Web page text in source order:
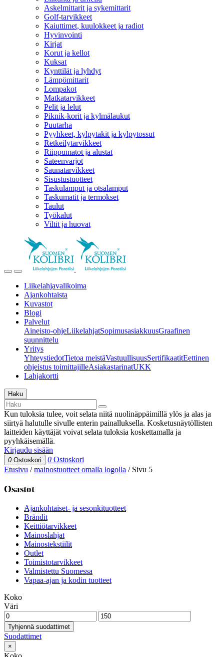
Askelmittarit ja sykemittarit
Golf-tarvikkeet
Kaiuttimet, kuulokkeet ja radiot
Hyvinvointi
Kirjat
Korut ja kellot
Kuksat
Kynttilät ja lyhdyt
Lämpömittarit
Lompakot
Matkatarvikkeet
Pelit ja lelut
Piknik-korit ja kylmälaukut
Puutarha
Pyyhkeet, kylpytakit ja kylpytossut
Retkeilytarvikkeet
Riippumatot ja alustat
Sateenvarjot
Saunatarvikkeet
Sisustustuotteet
Taskulamput ja otsalamput
Taskumatit ja termokset
Taulut
Työkalut
Viltit ja huovat
Liikelahjavalikoima
Ajankohtaista
Kuvastot
Blogi
Palvelut
Aineisto-ohjeLiikelahjatSopimusasiakkuusGraafinen
suunnittelu
Yritys
YhteystiedotTietoa meistäVastuullisuusSertifikaatitEettinen
ohjeistus toimittajilleAsiakastarinatUKK
Lahjakortti
Haku
Kun tuloksia tulee, voit selata niitä nuolinäppäimillä ylös ja alas ja
siirtyä halutulle sivulle enterin painalluksella. Kosketusnäytöllisten
laitteiden käyttäjät voivat selata tuloksia koskettamalla ja
pyyhkäisemällä.
Kirjaudu sisään
0 Ostoskori 0 Ostoskori
Etusivu /mainostuotteet omalla logolla / Sivu 5
Osastot
Ajankohtaiset- ja sesonkituotteet
Brändit
Keittiötarvikkeet
Mainoslahjat
Mainostekstiilit
Outlet
Toimistotarvikkeet
Valmistettu Suomessa
Vapaa-ajan ja kodin tuotteet
Koko
Väri
Tyhjennä suodattimet
Suodattimet
×